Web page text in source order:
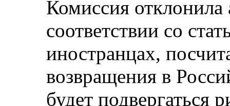
Комиссия отклонила
соответствии со
иностранцах,
возвращения в
будет подвергаться